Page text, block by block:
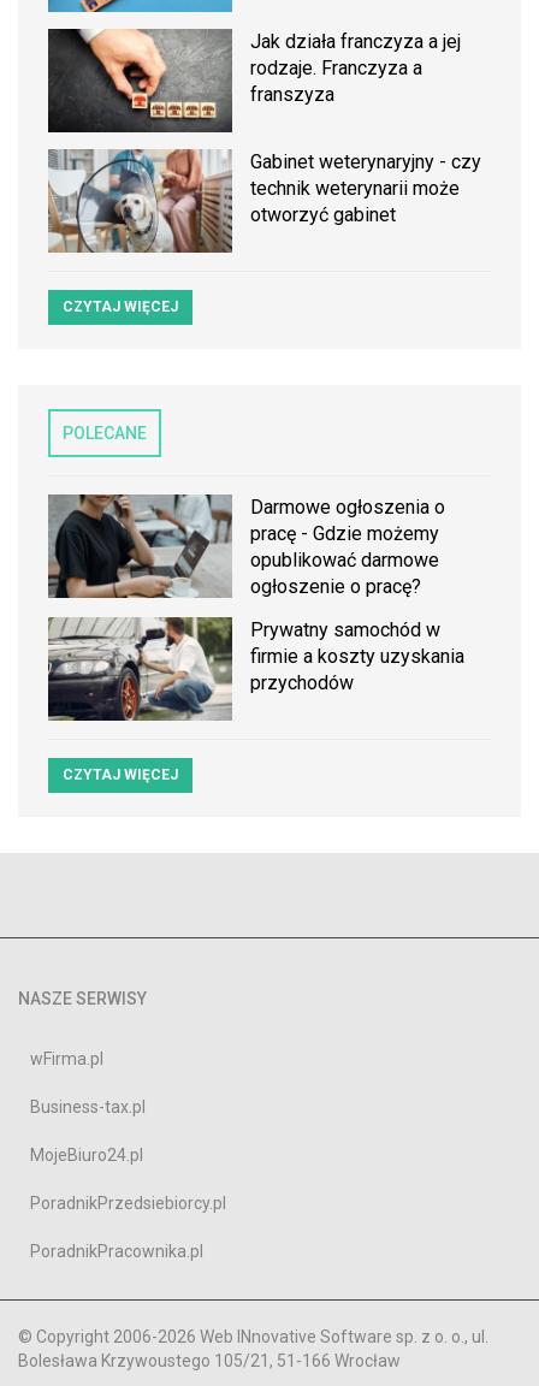
Jak działa franczyza a jej
rodzaje. Franczyza a
franszyza
Gabinet weterynaryjny - czy
technik weterynarii może
otworzyć gabinet
CZYTAJ WIĘCEJ
POLECANE
Darmowe ogłoszenia o
pracę - Gdzie możemy
opublikować darmowe
ogłoszenie o pracę?
Prywatny samochód w
firmie a koszty uzyskania
przychodów
CZYTAJ WIĘCEJ
NASZE SERWISY
wFirma.pl
Business-tax.pl
MojeBiuro24.pl
PoradnikPrzedsiebiorcy.pl
PoradnikPracownika.pl
© Copyright 2006-2026 Web INnovative Software sp. z o. o., ul.
Bolesława Krzywoustego 105/21, 51-166 Wrocław